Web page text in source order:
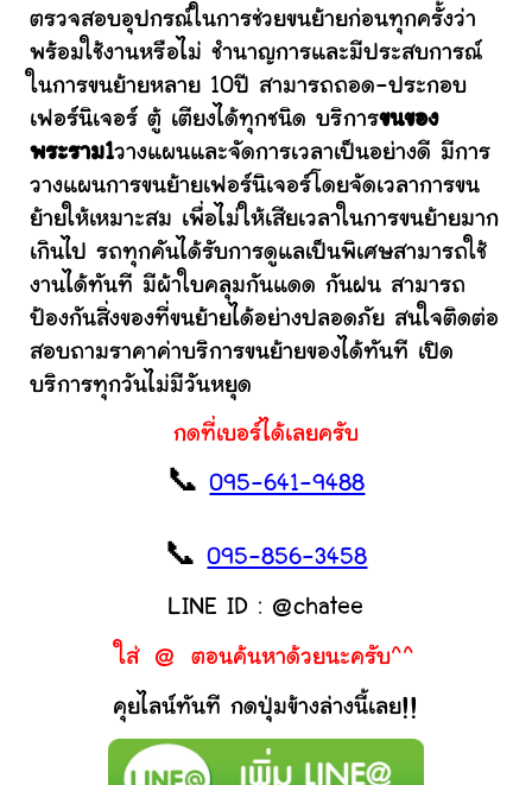
ตรวจสอบอุปกรณ์ในการช่วยขนย้ายก่อนทุกครั้งว่า
พร้อมใช้งานหรือไม่ ชำนาญการและมีประสบการณ์
ในการขนย้ายหลาย 10ปี สามารถถอด-ประกอบ
เฟอร์นิเจอร์ ตู้ เตียงได้ทุกชนิด บริการขนของ
พระราม1วางแผนและจัดการเวลาเป็นอย่างดี มีการ
วางแผนการขนย้ายเฟอร์นิเจอร์โดยจัดเวลาการขน
ย้ายให้เหมาะสม เพื่อไม่ให้เสียเวลาในการขนย้ายมาก
เกินไป รถทุกคันได้รับการดูแลเป็นพิเศษสามารถใช้
งานได้ทันที มีผ้าใบคลุมกันแดด กันฝน สามารถ
ป้องกันสิ่งของที่ขนย้ายได้อย่างปลอดภัย สนใจติดต่อ
สอบถามราคาค่าบริการขนย้ายของได้ทันที เปิด
บริการทุกวันไม่มีวันหยุด
กดที่เบอร์ได้เลยครับ
📞095-641-9488
📞095-856-3458
LINE ID : @chatee
ใส่ @ ตอนค้นหาด้วยนะครับ^^
คุยไลน์ทันที กดปุ่มข้างล่างนี้เลย!!